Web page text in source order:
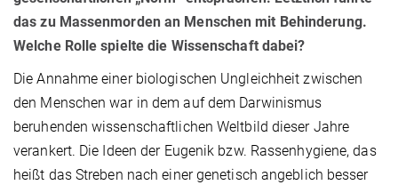
das zu Massenmorden an Menschen mit Behinderung.
Welche Rolle spielte die Wissenschaft dabei?
Die Annahme einer biologischen Ungleichheit zwischen
den Menschen war in dem auf dem Darwinismus
beruhenden wissenschaftlichen Weltbild dieser Jahre
verankert. Die Ideen der Eugenik bzw. Rassenhygiene, das
heißt das Streben nach einer genetisch angeblich besser